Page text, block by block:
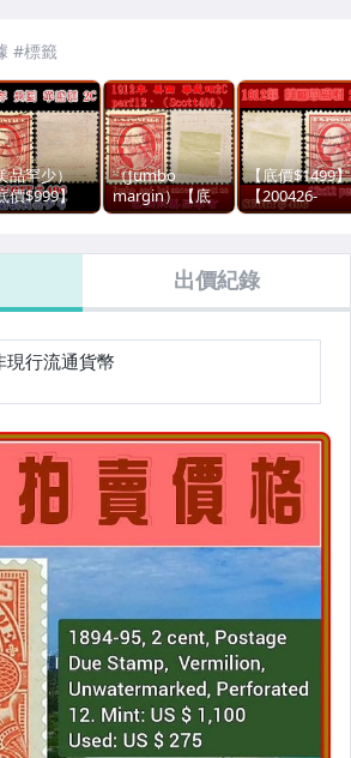
品罕少）
價$999】
－3】
（Jumbo
margin）【底
價$1499】
USA】1912年
美國 華盛頓2C
perf12°古典票-1
【底價$1499】
【200426-
USAP1】1912
出價紀錄
現行流通貨幣